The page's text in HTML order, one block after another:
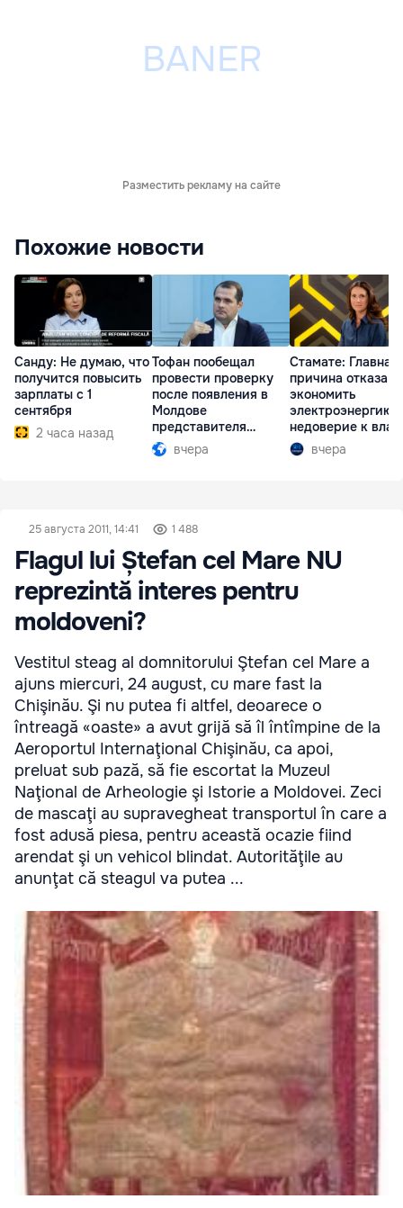
Разместить рекламу на сайте
Похожие новости
Санду: Не думаю, что
получится повысить
зарплаты с 1
сентября
2 часа назад
Тофан пообещал
провести проверку
после появления в
Молдове
представителя
Южной Осетии
вчера
Стамате: Главная
причина отказа
экономить
электроэнергию
недоверие к
вчера
25 августа 2011, 14:41 1 488
Flagul lui Ștefan cel Mare NU
reprezintă interes pentru
moldoveni?
Vestitul steag al domnitorului Ştefan cel Mare a
ajuns miercuri, 24 august, cu mare fast la
Chişinău. Şi nu putea fi altfel, deoarece o
întreagă «oaste» a avut grijă să îl întîmpine de la
Aeroportul Internaţional Chişinău, ca apoi,
preluat sub pază, să fie escortat la Muzeul
Naţional de Arheologie şi Istorie a Moldovei. Zeci
de mascaţi au supravegheat transportul în care a
fost adusă piesa, pentru această ocazie fiind
arendat şi un vehicol blindat. Autorităţile au
anunţat că steagul va putea ...